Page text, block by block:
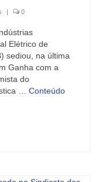
| 0
Elétrico de
sediou, na última
Ganha com a
do
… Conteúdo